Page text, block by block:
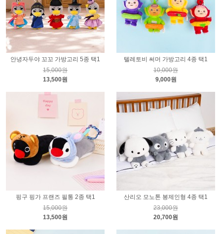
안녕자두야 꼬꼬 가방고리 5종 택1
15,000원
13,500원
텔레토비 써머 가방고리 4종 택1
10,000원
9,000원
핑구 핑가 프랜즈 필통 2종 택1
15,000원
13,500원
산리오 모노톤 봉제인형 4종 택1
23,000원
20,700원